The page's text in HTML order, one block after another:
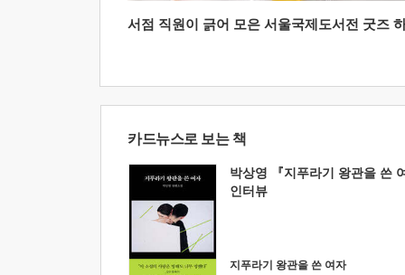
서점 직원이 긁어 모은 서울국제도서전 굿즈
카드뉴스로 보는 책
박상영 『지푸라기 왕관을 쓴
인터뷰
지푸라기 왕관을 쓴 여자